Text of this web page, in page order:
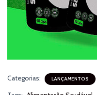
Categorias: LANÇAMENTOS